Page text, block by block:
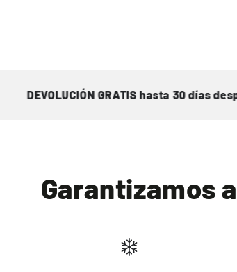
DEVOLUCIÓN GRATIS hasta 30 días después
Garantizamos